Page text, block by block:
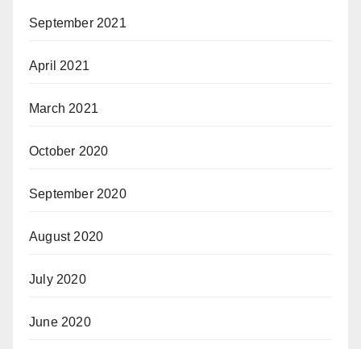
September 2021
April 2021
March 2021
October 2020
September 2020
August 2020
July 2020
June 2020